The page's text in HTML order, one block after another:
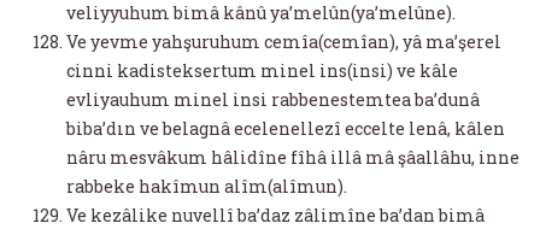
veliyyuhum bimâ kânû ya’melûn(ya’melûne).
Ve yevme yahşuruhum cemîa(cemîan), yâ ma’şerel
cinni kadisteksertum minel ins(insi) ve kâle
evliyauhum minel insi rabbenestemtea ba’dunâ
biba’dın ve belagnâ ecelenellezî eccelte lenâ, kâlen
nâru mesvâkum hâlidîne fîhâ illâ mâ şâallâhu, inne
rabbeke hakîmun alîm(alîmun).
Ve kezâlike nuvellî ba’daz zâlimîne ba’dan bimâ